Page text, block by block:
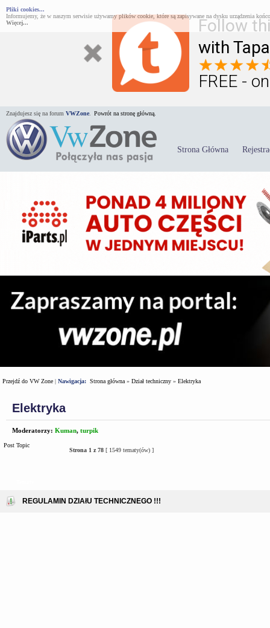
Follow
with
FREE -
Pliki cookies...
Informujemy, że w naszym serwisie używamy plików cookie, które są zapisywane na dysku urządzenia
Więcej...
Znajdujesz się na forum VWZone Powrót na stronę główną.
Strona Główna
Przejdź do VW Zone | Nawigacja: Strona główna » Dział techniczny » Elektryka
Elektryka
Moderatorzy: Kuman, turpik
Post Topic
Strona 1 z78 [ 1549 tematy(ów) ]
REGULAMIN DZIAłU TECHNICZNEGO !!!